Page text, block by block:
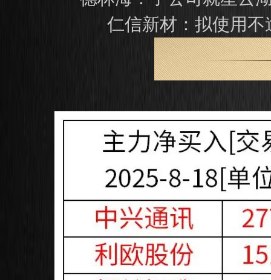
仁信新材：拟使用